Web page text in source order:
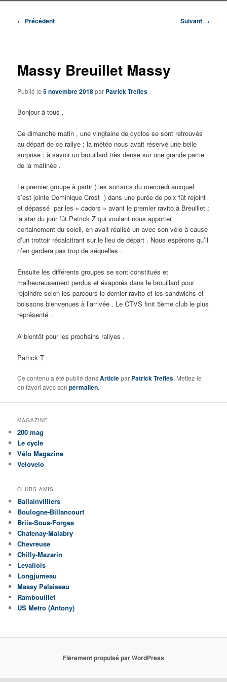
Navigation
← Précédent Suivant →
Massy Breuillet Massy
Publié le5 novembre 2018par Patrick Trefles
Bonjour à tous ,
Ce dimanche matin , une vingtaine de cyclos se sont retrouvés
au départ de ce rallye ; la météo nous avait réservé une belle
surprise ; à savoir un brouillard très dense sur une grande partie
de la matinée .
Le premier groupe à partir ( les sortants du mercredi auxquel
s’est jointe Dominique Crost ) dans une purée de poix fût rejoint
et dépassé par les « cadors » avant le premier ravito à Breuillet ;
la star du jour fût Patrick Z qui voulant nous apporter
certainement du soleil, en avait réalisé un avec son vélo à cause
d’un trottoir récalcitrant sur le lieu de départ . Nous espérons qu’il
n’en gardera pas trop de séquelles .
Ensuite les différents groupes se sont constitués et
malheureusement perdus et évaporés dans le brouillard pour
rejoindre selon les parcours le dernier ravito et les sandwichs et
boissons bienvenues à l’arrivée . Le CTVS finit 5ème club le plus
représenté .
A bientôt pour les prochains rallyes .
Patrick T
Ce contenu a été publié dansArticlepar Patrick Trefles. Mettez-le
en favori avec sonpermalien.
MAGAZINE
200 mag
Le cycle
Vélo Magazine
Velovelo
CLUBS AMIS
Ballainvilliers
Boulogne-Billancourt
Briis-Sous-Forges
Chatenay-Malabry
Chevreuse
Chilly-Mazarin
Levallois
Longjumeau
Massy Palaiseau
Rambouillet
US Metro (Antony)
Fièrement propulsé par WordPress